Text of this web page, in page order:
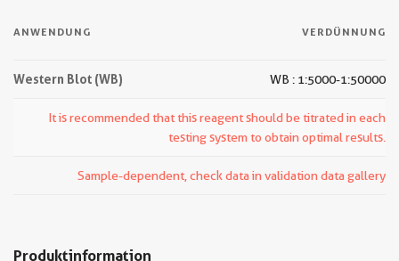
ANWENDUNG VERDÜNNUNG
Western Blot (WB) WB : 1:5000-1:50000
It is recommended that this reagent should be titrated in each
testing system to obtain optimal results.
Sample-dependent, check data in validation data gallery
Produktinformation